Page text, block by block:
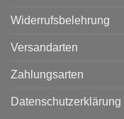
Widerrufsbelehrung
Versandarten
Zahlungsarten
Datenschutzerklärung